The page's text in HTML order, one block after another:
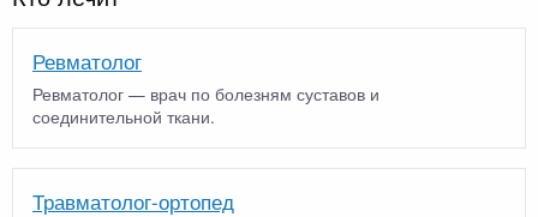
Ревматолог
Ревматолог — врач по болезням суставов и
соединительной ткани.
Травматолог-ортопед